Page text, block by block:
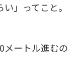
」ってこと。
メートル進むの